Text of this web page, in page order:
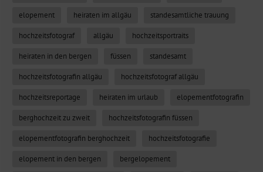
elopement heiraten im allgäu standesamtliche trauung
hochzeitsfotograf allgäu hochzeitsportraits
heiraten in den bergen füssen standesamt
hochzeitsfotografin allgäu hochzeitsfotograf allgäu
hochzeitsreportage heiraten im urlaub elopementfotografin
berghochzeit zu zweit hochzeitsfotografin füssen
elopementfotografin berghochzeit hochzeitsfotografie
elopement in den bergen bergelopement